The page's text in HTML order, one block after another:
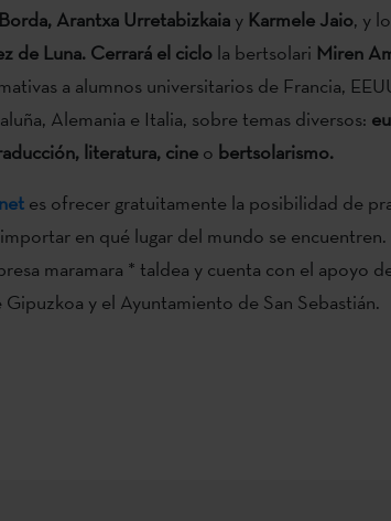
Arantxa Urretabizkaiay Karmele Jaio, y
de Luna. Cerrará el ciclola bertsolari Miren
a alumnos universitarios de Francia,
Alemania e Italia, sobre temas diversos:
literatura, cine o bertsolarismo.
es ofrecer gratuitamente la posibilidad de
en qué lugar del mundo se
maramara * taldea y cuenta con el apoyo
y el Ayuntamiento de San Sebastián.